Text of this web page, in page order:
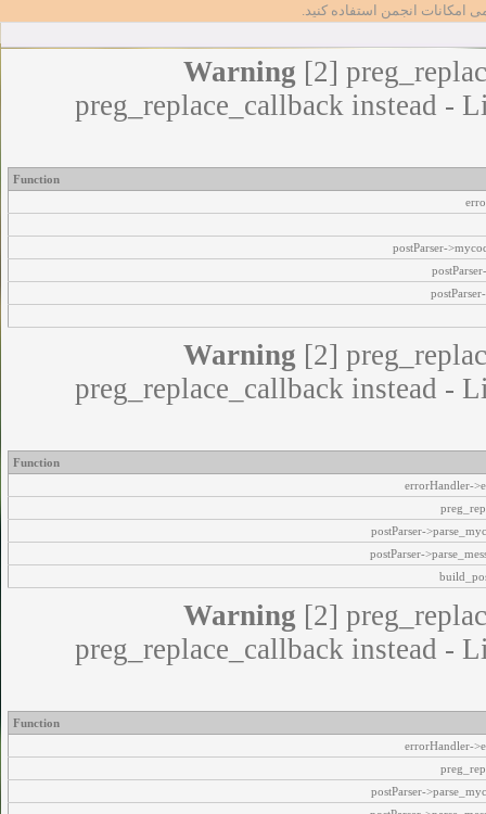
امکانات انجمن استفاده کنید.
Warning [2]
preg_replace_callback instead -
Function
postParser-
Warning [2]
preg_replace_callback instead -
Function
errorHandler-
postParser-
postParser-
Warning [2]
preg_replace_callback instead -
Function
errorHandler-
postParser-